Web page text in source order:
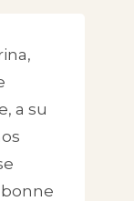
a su